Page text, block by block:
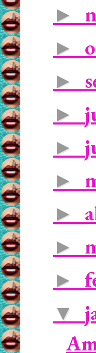
►
►
►
►
►
►
►
►
►
▼